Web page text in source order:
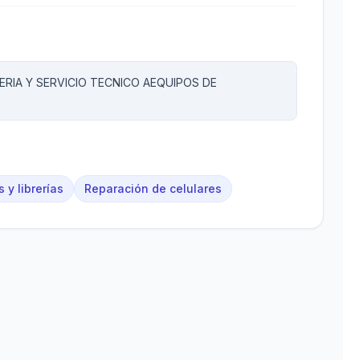
Y SERVICIO TECNICO AEQUIPOS DE
y librerías Reparación de celulares